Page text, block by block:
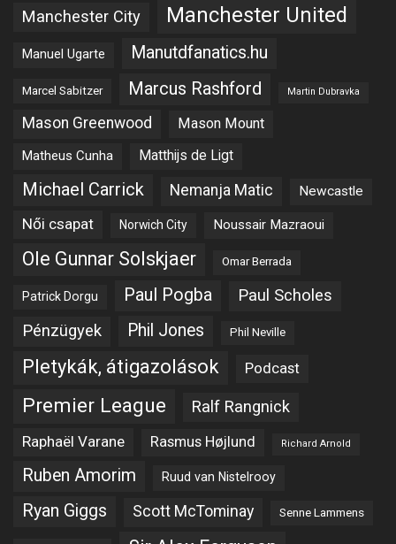
Manchester City Manchester United
Manuel Ugarte Manutdfanatics.hu
Marcel Sabitzer Marcus Rashford Martin Dubravka
Mason Greenwood Mason Mount
Matheus Cunha Matthijs de Ligt
Michael Carrick Nemanja Matic Newcastle
Női csapat Norwich City Noussair Mazraoui
Ole Gunnar Solskjaer Omar Berrada
Patrick Dorgu Paul Pogba Paul Scholes
Pénzügyek Phil Jones Phil Neville
Pletykák, átigazolások Podcast
Premier League Ralf Rangnick
Raphaël Varane Rasmus Højlund Richard Arnold
Ruben Amorim Ruud van Nistelrooy
Ryan Giggs Scott McTominay Senne Lammens